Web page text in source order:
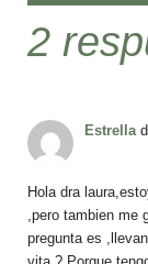
2
Estrella
Hola dra
,pero tambien me
pregunta es